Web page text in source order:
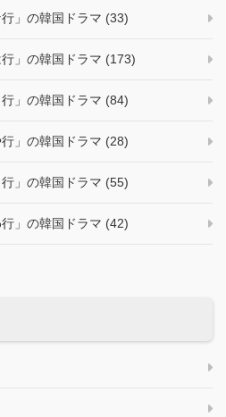
」の韓国ドラマ (33)
」の韓国ドラマ (173)
」の韓国ドラマ (84)
」の韓国ドラマ (28)
」の韓国ドラマ (55)
」の韓国ドラマ (42)